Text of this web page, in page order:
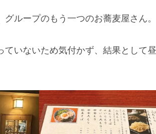
ループのもう一つのお蕎麦屋さん。
ていないため気付かず、結果として